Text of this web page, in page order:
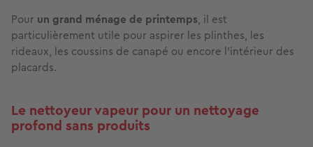
Pour un grand ménage de printemps, il est
particulièrement utile pour aspirer les plinthes, les
rideaux, les coussins de canapé ou encore l’intérieur des
placards.
Le nettoyeur vapeur pour un nettoyage
profond sans produits